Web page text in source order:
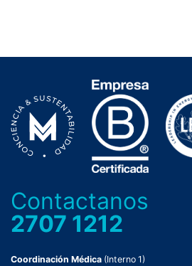
Contactanos
2707 1212
Coordinación Médica (Interno 1)